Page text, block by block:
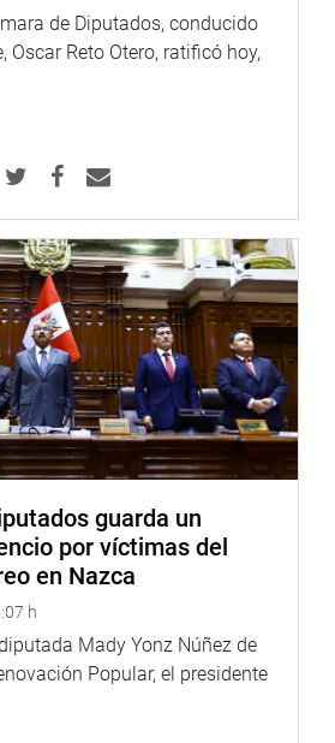
otros temas vinculados a este
Ejecutivo reglamentará la presente
de 60 días calendarios.
refirió que el aporte social es un
este sector, así como la necesidad
de los pescadores
Santos (Frepap), también señaló
pues se requiere mejorar el
de jubilación pesquera industrial,
los miles de trabajadores
de los representantes, el
aprobó dicha norma con 102 votos
4 abstenciones.
de Diputados, conducido
Oscar Reto Otero, ratificó hoy,
guarda un
por víctimas del
en Nazca
h
Mady Yonz Núñez de
Popular, el presidente